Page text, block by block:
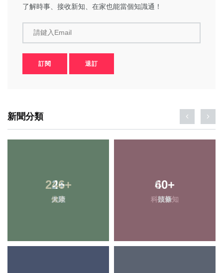
了解時事、接收新知、在家也能當個知識通！
請鍵入Email
訂閱 退訂
新聞分類
2+
大陸
40+
科技新知
246+
健康
60+
頭條